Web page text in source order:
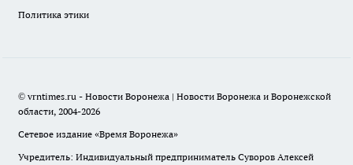
Политика этики
© vrntimes.ru - Новости Воронежа | Новости Воронежа и Воронежской
области, 2004-2026
Сетевое издание «Время Воронежа»
Учредитель: Индивидуальный предприниматель Суворов Алексей